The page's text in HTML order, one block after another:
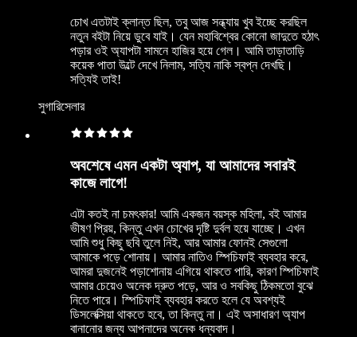
চোখ এতটাই ক্লান্ত ছিল, তবু আজ সন্ধ্যায় খুব ইচ্ছে করছিল
নতুন বইটা নিয়ে ডুবে যাই। যেন মহাবিশ্বের কোনো জাদুতে হঠাৎ
পড়ার ওই অ্যাপটা সামনে হাজির হয়ে গেল। আমি তাড়াতাড়ি
কয়েক পাতা উল্টে দেখে নিলাম, সত্যি নাকি স্বপ্ন দেখছি।
সত্যিই তাই!
সুগারিসেলার
অবশেষে এমন একটা অ্যাপ, যা আমাদের সবারই
কাজে লাগে!
এটা কতই না চমৎকার! আমি একজন বয়স্ক মহিলা, বই আমার
ভীষণ প্রিয়, কিন্তু এখন চোখের দৃষ্টি দুর্বল হয়ে যাচ্ছে। এখন
আমি শুধু কিছু ছবি তুলে নিই, আর আমার ফোনই সেগুলো
আমাকে পড়ে শোনায়। আমার নাতিও স্পিচিফাই ব্যবহার করে,
আমরা দুজনেই পড়াশোনায় এগিয়ে থাকতে পারি, কারণ স্পিচিফাই
আমার চেয়েও অনেক দ্রুত পড়ে, আর ও সবকিছু ঠিকমতো বুঝে
নিতে পারে। স্পিচিফাই ব্যবহার করতে হলে যে অবশ্যই
ডিসলেক্সিয়া থাকতে হবে, তা কিন্তু না। এই অসাধারণ অ্যাপ
বানানোর জন্য আপনাদের অনেক ধন্যবাদ।